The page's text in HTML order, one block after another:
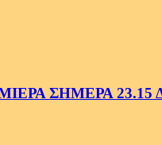
ΣΗΜΕΡΑ 23.15